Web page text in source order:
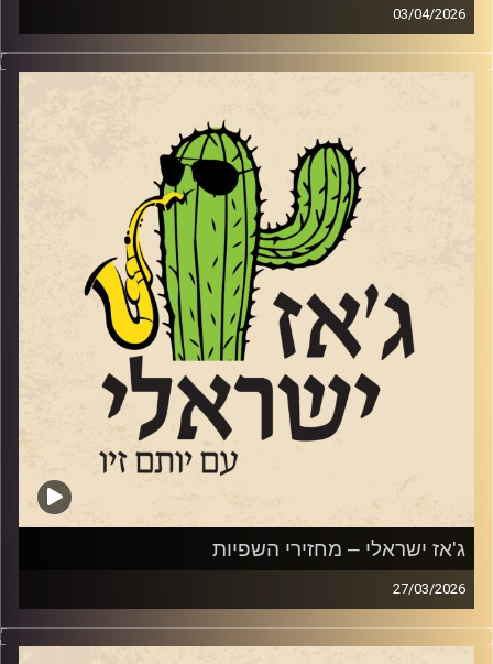
03/04/2026
אורח התוכנית השבוע, אילן סאלם מעמודי התווך של הג'ז
הישראלי שהוציא ממש השבוע את אלבומו החדשSongs of
מחלוצי הישראלים שלמדו מוזיקה בחו"ל. התחיל להופיע ברחבי
העולם תוך כדי הלימודים שלו בברקלי קולג' בבוסטון. נמנה על
כמעט עשור לימוד באקדמיה בירושלים ועמד בראש המחלקה
ללימודי ג'ז. הוא גידל חינך ועיצב דורות של מוזיקאי ג'ז תוך
הלחנה ונגינה עם המוזיקאים הבולטים בישראל לא רק בג'ז. ב
– 2011, זכה בפרס ראש הממשלה למלחינים. יש לו גם אולפן
הקלטות ובשנים האחרונות מרבה להופיע עם בנו המלחין
והחצוצרן הנהדר, הלל. שוחחנו איתו על המוזיקה שלנו ועל
האלבום החדש.
ג'אז ישראלי – מחזירי השפיות
27/03/2026
כמעט חודש לתוך המלחמה מול איראן ותחת מגבלות פיקוד
העורף, הופעות ג'ז קטנות ואינטימיות צצות בכל רחבי הארץ.